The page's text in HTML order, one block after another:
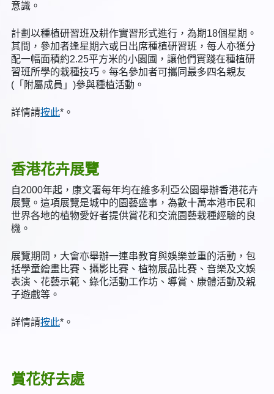
意識。
計劃以種植研習班及耕作實習形式進行，為期18個星期。
其間，參加者逢星期六或日出席種植研習班，每人亦獲分
配一幅面積約2.25平方米的小園圃，讓他們實踐在種植研
習班所學的栽種技巧。每名參加者可攜同最多四名親友
(「附屬成員」)參與種植活動。
詳情請按此*。
香港花卉展覽
自2000年起，康文署每年均在維多利亞公園舉辦香港花卉
展覽。這項展覽是城中的園藝盛事，為數十萬本港市民和
世界各地的植物愛好者提供賞花和交流園藝栽種經驗的良
機。
展覽期間，大會亦舉辦一連串教育與娛樂並重的活動，包
括學童繪畫比賽、攝影比賽、植物展品比賽、音樂及文娛
表演、花藝示範、綠化活動工作坊、導賞、康體活動及親
子遊戲等。
詳情請按此*。
賞花好去處